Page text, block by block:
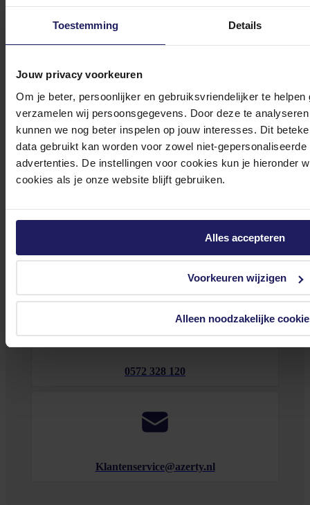
Toestemming Details
Jouw privacy voorkeuren
Om je beter, persoonlijker en gebruiksvriendelijker te
verzamelen wij persoonsgegevens. Door deze te
kunnen we nog beter inspelen op jouw interesses. Dit
data gebruikt kan worden voor zowel niet-
advertenties. De instellingen voor cookies kun je hieronder
cookies als je onze website blijft gebruiken.
Alles accepteren
Voorkeuren wijzigen
Alleen noodzakelijke
In winkel­wagen
Stel jouw vragen aan onze klantenservice!
Heb je vragen over onze producten, diensten of service? Onze deskundige
door indien nodig.
Onze klantenservice is via mail bereikbaar van maandag t/m vrijdag van 09.00
tot 17.00 uur en op zaterdag van 10.00 tot 15.00 uur.
Bekijk onze veelgestelde vragen
0572 328 120
Klantenservice@azerty.nl